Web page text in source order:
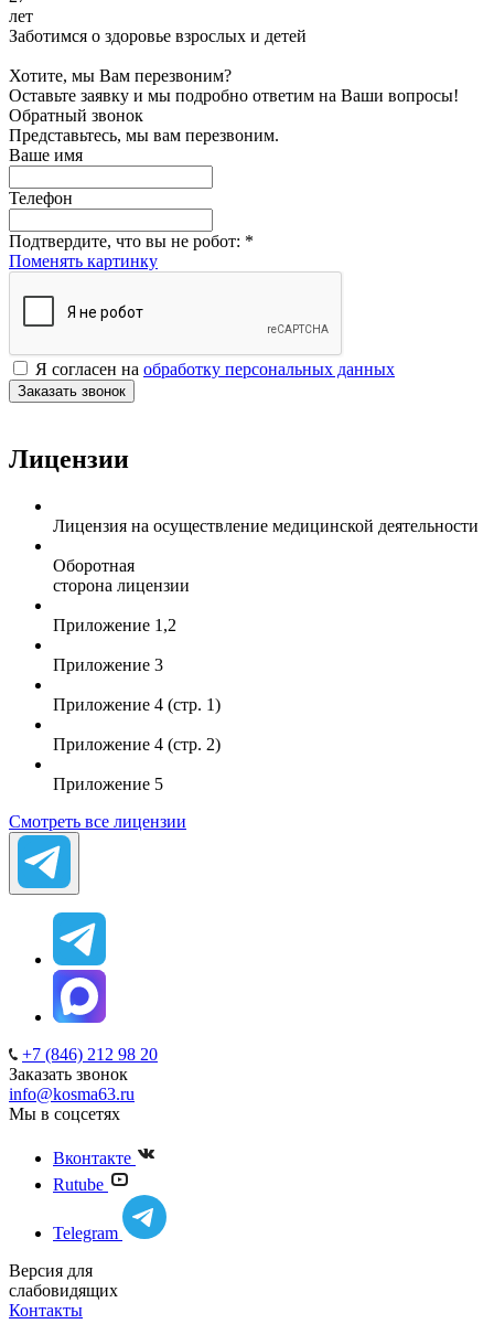
лет
Заботимся о здоровье взрослых и детей
Хотите, мы Вам перезвоним?
Оставьте заявку и мы подробно ответим на Ваши вопросы!
Обратный звонок
Представьтесь, мы вам перезвоним.
Ваше имя
Телефон
Подтвердите, что вы не робот: *
Поменять картинку
Я согласен на обработку персональных данных
Заказать звонок
Лицензии
Лицензия на осуществление медицинской деятельности
Оборотная
сторона лицензии
Приложение 1,2
Приложение 3
Приложение 4 (стр. 1)
Приложение 4 (стр. 2)
Приложение 5
Смотреть все лицензии
+7 (846) 212 98 20
Заказать звонок
info@kosma63.ru
Мы в соцсетях
Вконтакте
Rutube
Telegram
Версия для
слабовидящих
Контакты